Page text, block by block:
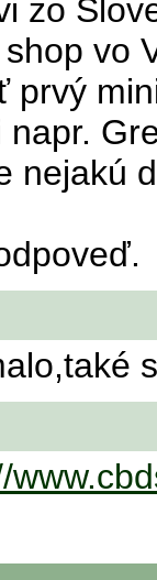
zo
vo
prvý
nejakú